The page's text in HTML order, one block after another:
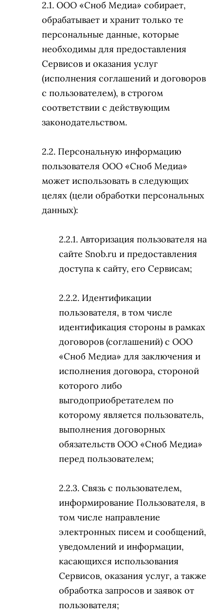
ООО «Сноб Медиа» собирает,
обрабатывает и хранит только те
персональные данные, которые
необходимы для предоставления
Сервисов и оказания услуг
(исполнения соглашений и договоров
с пользователем), в строгом
соответствии с действующим
законодательством.
Персональную информацию
пользователя ООО «Сноб Медиа»
может использовать в следующих
целях (цели обработки персональных
данных):
Авторизация пользователя на
сайте Snob.ru и предоставления
доступа к сайту, его Сервисам;
Идентификации
пользователя, в том числе
идентификация стороны в рамках
договоров (соглашений) с ООО
«Сноб Медиа» для заключения и
исполнения договора, стороной
которого либо
выгодоприобретателем по
которому является пользователь,
выполнения договорных
обязательств ООО «Сноб Медиа»
перед пользователем;
Связь с пользователем,
информирование Пользователя, в
том числе направление
электронных писем и сообщений,
уведомлений и информации,
касающихся использования
Сервисов, оказания услуг, а также
обработка запросов и заявок от
пользователя;